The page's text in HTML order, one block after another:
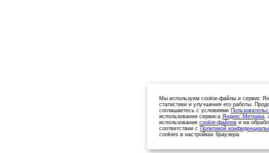
Мы используем cookie-файлы и сервис
статистики и улучшения его работы.
соглашаетесь с условиями
использования сервиса Яндекс.Метрика,
использование cookie-файлов и на
соответствии с Политикой
cookies в настройках браузера.